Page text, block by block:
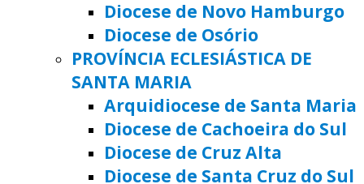
Diocese de Novo Hamburgo
Diocese de Osório
PROVÍNCIA ECLESIÁSTICA DE
SANTA MARIA
Arquidiocese de Santa Maria
Diocese de Cachoeira do Sul
Diocese de Cruz Alta
Diocese de Santa Cruz do Sul